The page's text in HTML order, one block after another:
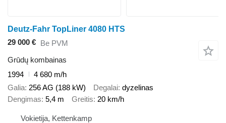
Deutz-Fahr TopLiner 4080 HTS
29 000 € Be PVM
Grūdų kombainas
1994
4 680 m/h
Galia 256 AG (188 kW) Degalai dyzelinas
Dengimas 5,4 m Greitis 20 km/h
Vokietija, Kettenkamp